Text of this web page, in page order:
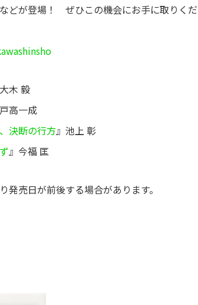
どが登場！ ぜひこの機会にお手に取りくだ
木 毅
高一成
決断の行方』池上 彰
』今福 匡
売日が前後する場合があります。